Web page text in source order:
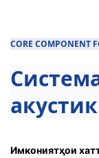
CORE COMPONENT
Имкониятҳои